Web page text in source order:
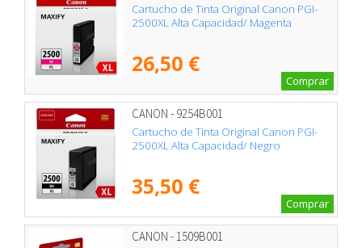
Cartucho de Tinta Original Canon PGI-
2500XL Alta Capacidad/ Magenta
26,50 €
Comprar
CANON - 9254B001
Cartucho de Tinta Original Canon PGI-
2500XL Alta Capacidad/ Negro
35,50 €
Comprar
CANON - 1509B001